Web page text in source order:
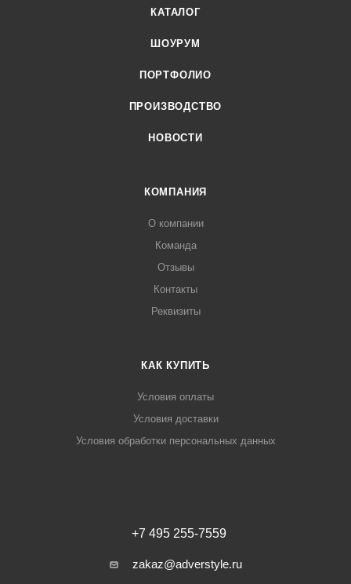
КАТАЛОГ
ШОУРУМ
ПОРТФОЛИО
ПРОИЗВОДСТВО
НОВОСТИ
КОМПАНИЯ
О компании
Команда
Отзывы
Контакты
Реквизиты
КАК КУПИТЬ
Условия оплаты
Условия доставки
Условия обработки персональных данных
+7 495 255-7559
zakaz@adverstyle.ru